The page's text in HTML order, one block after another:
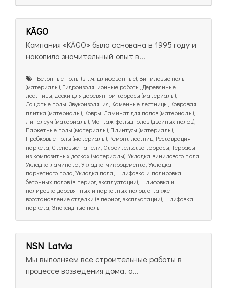
KĀGO
Компания «KĀGO» была основана в 1995 году и
накопила значительный опыт в...
Бетонные полы (в т.ч. шлифованные), Виниловые полы
(материалы), Гидроизоляционные работы, Деревянные
лестницы, Доски для деревянной террасы (материалы),
Дощатые полы, Звукоизоляция, Каменные лестницы, Ковровая
плитка (материалы), Ковры, Ламинат для полов (материалы),
Линолеум (материалы), Монтаж фальшполов (двойных полов),
Паркетные полы (материалы), Плинтусы (материалы),
Пробковые полы (материалы), Ремонт лестниц, Реставрация
паркета, Стеновые панели, Строительство террасы, Террасы
из композитных досках (материалы), Укладка винилового пола,
Укладка ламината, Укладка микроцемента, Укладка
паркетного пола, Укладка пола, Шлифовка и полировка
бетонных полов (в период эксплуатации), Шлифовка и
полировка деревянных и паркетных полов, а также
восстановление отделки (в период эксплуатации), Шлифовка
паркета, Эпоксидные полы
NSN Latvia
Мы выполняем все строительные работы в
процессе возведения дома. а...